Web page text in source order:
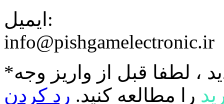
ایمیل:
info@pishgamelectronic.ir
، لطفا قبل از واریز وجه
را مطالعه کنید. رد کردن